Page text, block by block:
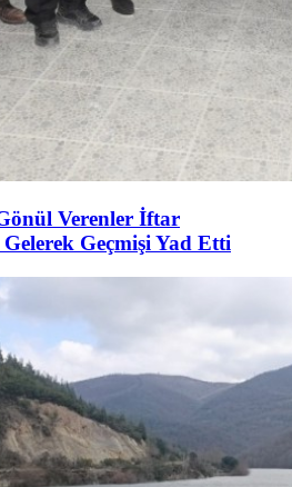
Verenler İftar
Geçmişi Yad Etti